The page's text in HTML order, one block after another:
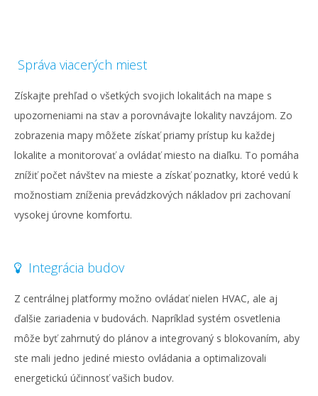
Správa viacerých miest
Získajte prehľad o všetkých svojich lokalitách na mape s
upozorneniami na stav a porovnávajte lokality navzájom. Zo
zobrazenia mapy môžete získať priamy prístup ku každej
lokalite a monitorovať a ovládať miesto na diaľku. To pomáha
znížiť počet návštev na mieste a získať poznatky, ktoré vedú k
možnostiam zníženia prevádzkových nákladov pri zachovaní
vysokej úrovne komfortu.
Integrácia budov
Z centrálnej platformy možno ovládať nielen HVAC, ale aj
ďalšie zariadenia v budovách. Napríklad systém osvetlenia
môže byť zahrnutý do plánov a integrovaný s blokovaním, aby
ste mali jedno jediné miesto ovládania a optimalizovali
energetickú účinnosť vašich budov.